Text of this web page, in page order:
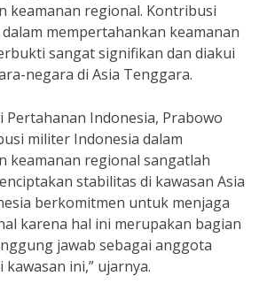
keamanan regional. Kontribusi
mempertahankan keamanan
sangat signifikan dan diakui
negara di Asia Tenggara.
Indonesia, Prabowo
militer Indonesia dalam
keamanan regional sangatlah
stabilitas di kawasan Asia
berkomitmen untuk menjaga
karena hal ini merupakan bagian
jawab sebagai anggota
ini,” ujarnya.